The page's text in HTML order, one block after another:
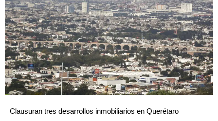
Clausuran tres desarrollos inmobiliarios en Querétaro